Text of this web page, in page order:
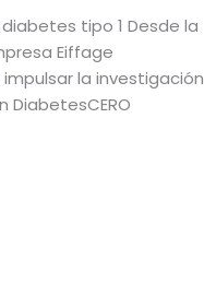
tipo 1 Desde la
Eiffage
la investigación
DiabetesCERO